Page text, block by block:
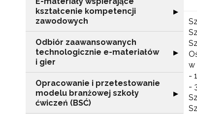
kształcenie kompetencji
zawodowych
Rozwiń
▶
Odbiór zaawansowanych
technologicznie e-materiałów
i gier
Rozwiń
▶
Opracowanie i przetestowanie
modelu branżowej szkoły
ćwiczeń (BSĆ)
Rozwiń
▶
w
-
-